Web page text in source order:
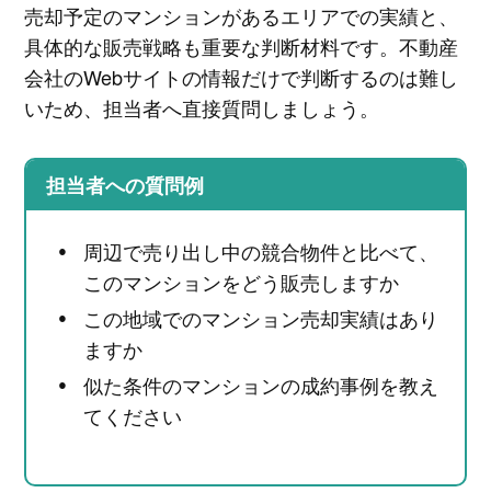
売却予定のマンションがあるエリアでの実績と、
具体的な販売戦略も重要な判断材料です。不動産
会社のWebサイトの情報だけで判断するのは難し
いため、担当者へ直接質問しましょう。
担当者への質問例
周辺で売り出し中の競合物件と比べて、
このマンションをどう販売しますか
この地域でのマンション売却実績はあり
ますか
似た条件のマンションの成約事例を教え
てください